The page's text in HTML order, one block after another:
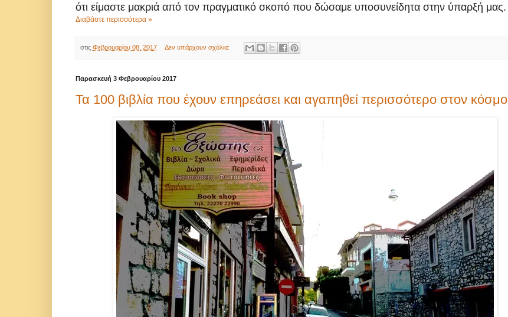
ότι είμαστε μακριά από τον πραγματικό σκοπό που δώσαμε υποσυνείδητα στην ύπαρξή μας.
Διαβάστε περισσότερα »
στις Φεβρουαρίου 08, 2017 Δεν υπάρχουν σχόλια:
Παρασκευή 3 Φεβρουαρίου 2017
Τα 100 βιβλία που έχουν επηρεάσει και αγαπηθεί περισσότερο στον κόσμο